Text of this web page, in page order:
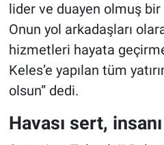
lider ve duayen olmuş bir
Onun yol arkadaşları
hizmetleri hayata
Keles’e yapılan tüm
olsun” dedi.
Havası sert,